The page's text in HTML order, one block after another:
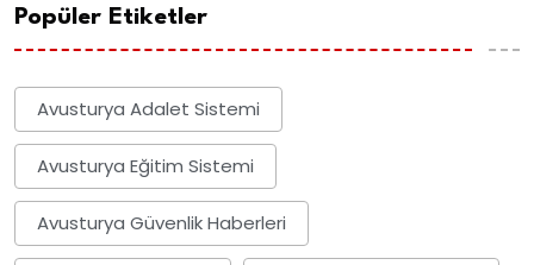
Popüler Etiketler
Avusturya Adalet Sistemi
Avusturya Eğitim Sistemi
Avusturya Güvenlik Haberleri